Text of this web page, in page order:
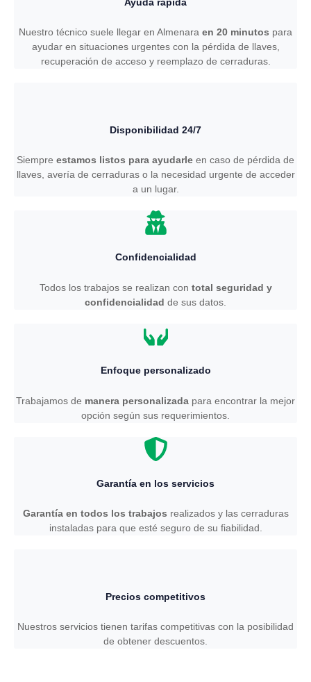
Nuestro técnico suele llegar en Almenara en 20 minutos para
ayudar en situaciones urgentes con la pérdida de llaves,
recuperación de acceso y reemplazo de cerraduras.
Disponibilidad 24/7
Siempre estamos listos para ayudarle en caso de pérdida de
llaves, avería de cerraduras o la necesidad urgente de acceder
a un lugar.
Confidencialidad
Todos los trabajos se realizan con total seguridad y
confidencialidad de sus datos.
Enfoque personalizado
Trabajamos de manera personalizada para encontrar la mejor
opción según sus requerimientos.
Garantía en los servicios
Garantía en todos los trabajos realizados y las cerraduras
instaladas para que esté seguro de su fiabilidad.
Precios competitivos
Nuestros servicios tienen tarifas competitivas con la posibilidad
de obtener descuentos.